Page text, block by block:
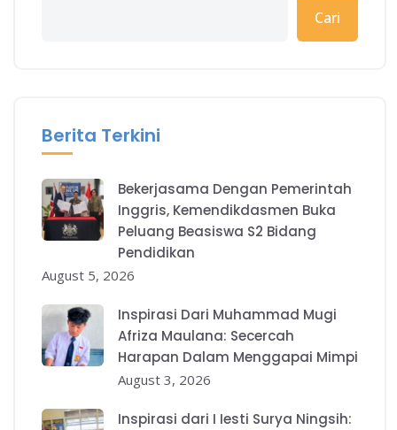
Cari
Berita Terkini
Bekerjasama Dengan Pemerintah
Inggris, Kemendikdasmen Buka
Peluang Beasiswa S2 Bidang
Pendidikan
August 5, 2026
Inspirasi Dari Muhammad Mugi
Afriza Maulana: Secercah
Harapan Dalam Menggapai Mimpi
August 3, 2026
Inspirasi dari I Iesti Surya Ningsih: